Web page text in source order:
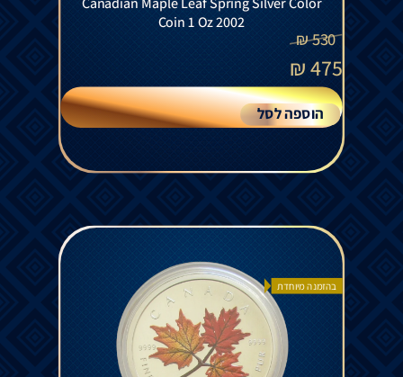
Canadian Maple Leaf Spring Silver Color
Coin 1 Oz 2002
530
₪
475
₪
הוספה לסל
בהזמנה מיוחדת